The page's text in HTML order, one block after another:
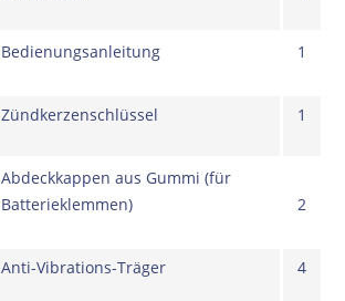
Bedienungsanleitung 1
Zündkerzenschlüssel 1
Abdeckkappen aus Gummi (für
Batterieklemmen)
2
Anti-Vibrations-Träger 4